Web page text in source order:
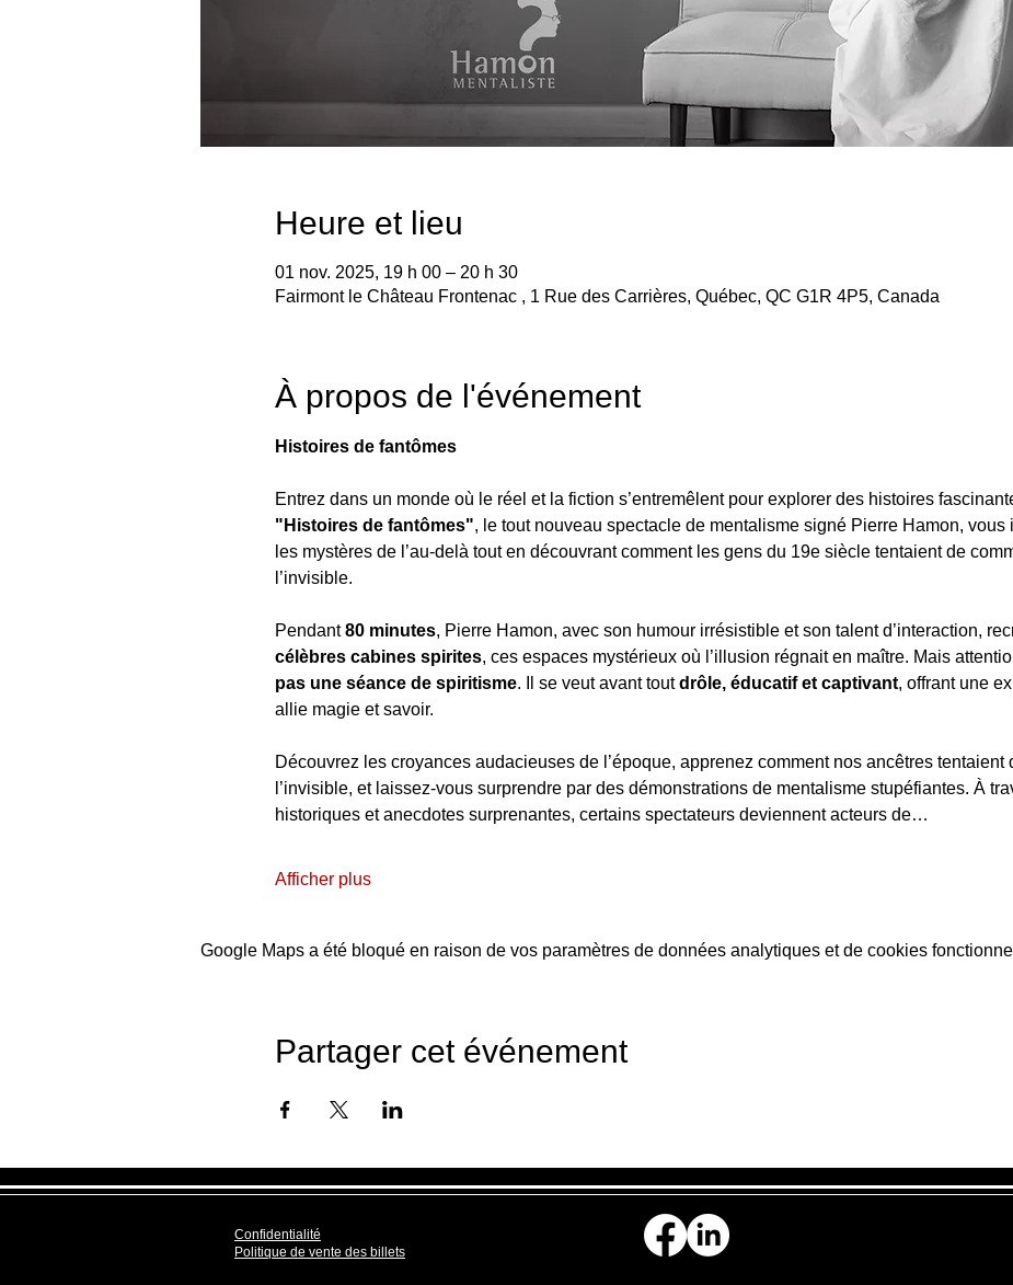
Heure et lieu
01 nov. 2025, 19 h 00 – 20 h 30
Fairmont le Château Frontenac , 1 Rue des Carrières, Québec, QC G1R 4P5, Canada
À propos de l'événement
Histoires de fantômes
Entrez dans un monde où le réel et la fiction s’entremêlent pour explorer des histoires
"Histoires de fantômes", le tout nouveau spectacle de mentalisme signé Pierre Hamon, vous
les mystères de l’au-delà tout en découvrant comment les gens du 19e siècle tentaient de
l’invisible.
Pendant 80 minutes, Pierre Hamon, avec son humour irrésistible et son talent d’interaction,
célèbres cabines spirites, ces espaces mystérieux où l’illusion régnait en maître. Mais
pas une séance de spiritisme. Il se veut avant tout drôle, éducatif et captivant, offrant une
allie magie et savoir.
Découvrez les croyances audacieuses de l’époque, apprenez comment nos ancêtres tentaient
l’invisible, et laissez-vous surprendre par des démonstrations de mentalisme stupéfiantes. À
historiques et anecdotes surprenantes, certains spectateurs deviennent acteurs de…
Afficher plus
Google Maps a été bloqué en raison de vos paramètres de données analytiques et de cookies
Partager cet événement
Confidentialité
Politique de vente des billets